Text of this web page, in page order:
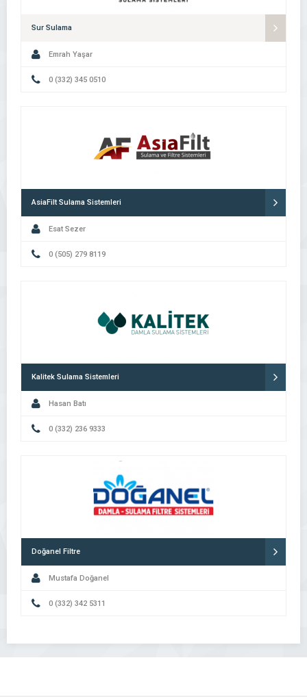
Sur Sulama
Emrah Yaşar
0 (332) 345 0510
AsiaFilt Sulama Sistemleri
Esat Sezer
0 (505) 279 8119
Kalitek Sulama Sistemleri
Hasan Batı
0 (332) 236 9333
Doğanel Filtre
Mustafa Doğanel
0 (332) 342 5311